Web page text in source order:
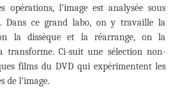
opérations, l’image est analysée sous
Dans ce grand labo, on y travaille la
la dissèque et la réarrange, on la
transforme. Ci-suit une sélection non-
films du DVD qui expérimentent les
de l’image.